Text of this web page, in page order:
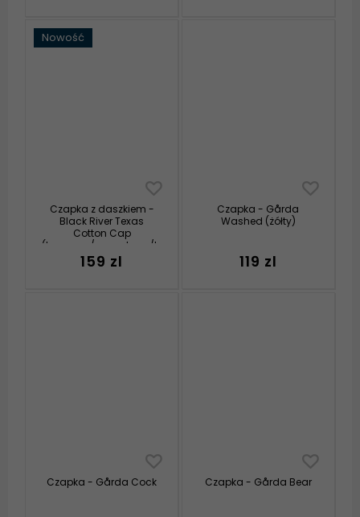
Nowość
Czapka z daszkiem -
Black River Texas
Cotton Cap
(kremowy/granatowy/brązowy)
159 zl
Czapka - Gårda
Washed (żółty)
119 zl
Czapka - Gårda Cock Czapka - Gårda Bear